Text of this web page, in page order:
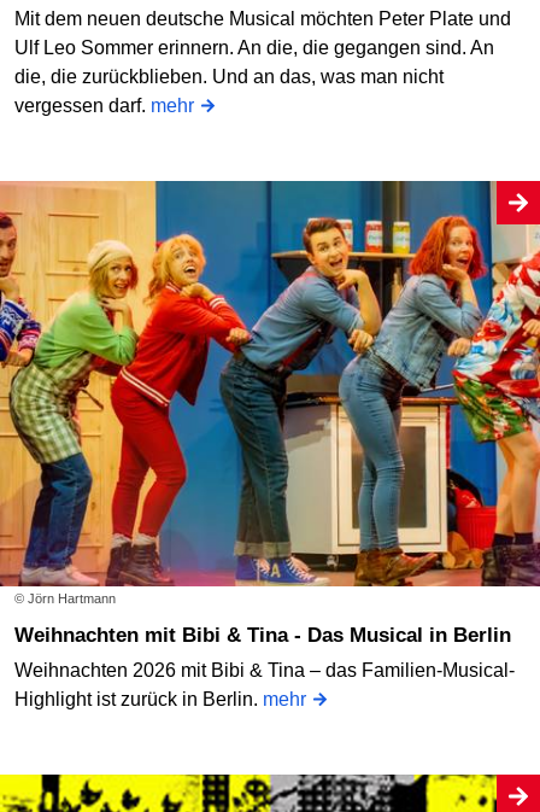
Mit dem neuen deutsche Musical möchten Peter Plate und
Ulf Leo Sommer erinnern. An die, die gegangen sind. An
die, die zurückblieben. Und an das, was man nicht
vergessen darf. mehr
© Jörn Hartmann
Weihnachten mit Bibi & Tina - Das Musical in Berlin
Weihnachten 2026 mit Bibi & Tina – das Familien-Musical-
Highlight ist zurück in Berlin. mehr